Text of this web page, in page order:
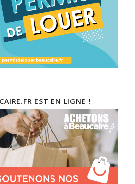
EST EN LIGNE !